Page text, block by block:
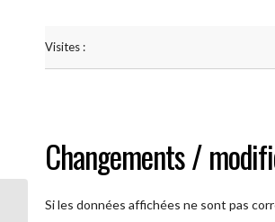
Visites :
Changements /
Si les données affichées ne sont pas